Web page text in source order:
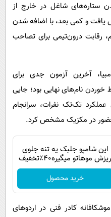
ستاره‌های شاغل در خارج از
به ۳۰ نفر افزایش یافت و کمی بعد، با اضافه شدن
رقابت درون‌تیمی برای تصاحب
آخرین آزمون جدی برای
نام‌های نهایی بود؛ جایی
عملکرد تک‌تک نفرات، سرانجام
این شامپو جلبک یه تنه جلوی
ریزش موهاتو میگیره۴۰٪تخفیف
خرید محصول
کادر فنی در اردوهای